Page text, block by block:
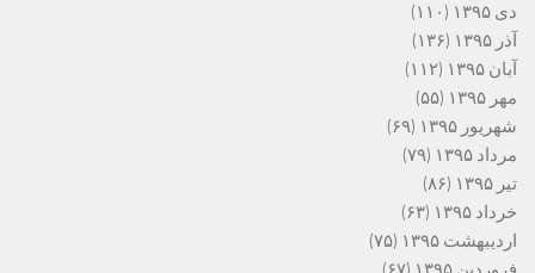
دی ۱۳۹۵
(۱۱۰)
آذر ۱۳۹۵
(۱۳۶)
آبان ۱۳۹۵
(۱۱۲)
مهر ۱۳۹۵
(۵۵)
شهریور ۱۳۹۵
(۶۹)
مرداد ۱۳۹۵
(۷۹)
تیر ۱۳۹۵
(۸۶)
خرداد ۱۳۹۵
(۶۳)
اردیبهشت ۱۳۹۵
(۷۵)